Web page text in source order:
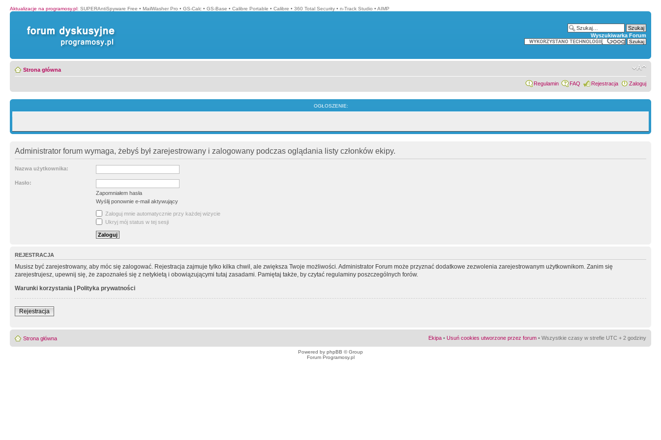
Aktualizacje na programosy.pl: SUPERAntiSpyware Free • MailWasher Pro • GS-Calc • GS-Base • Calibre Portable • Calibre • 360 Total Security • n-Track Studio • AIMP
Wyszukiwarka Forum
Strona główna
Regulamin FAQ Rejestracja Zaloguj
OGŁOSZENIE:
Administrator forum wymaga, żebyś był zarejestrowany i zalogowany podczas oglądania listy członków ekipy.
Nazwa użytkownika:
Hasło:
Zapomniałem hasła
Wyślij ponownie e-mail aktywujący
Zaloguj mnie automatycznie przy każdej wizycie
Ukryj mój status w tej sesji
REJESTRACJA
Musisz być zarejestrowany, aby móc się zalogować. Rejestracja zajmuje tylko kilka chwil, ale zwiększa Twoje możliwości. Administrator Forum może przyznać dodatkowe zezwolenia zarejestrowanym użytkownikom. Zanim się
zarejestrujesz, upewnij się, że zapoznałeś się z netykietą i obowiązującymi tutaj zasadami. Pamiętaj także, by czytać regulaminy poszczególnych forów.
Warunki korzystania | Polityka prywatności
Rejestracja
Strona główna Ekipa • Usuń cookies utworzone przez forum • Wszystkie czasy w strefie UTC + 2 godziny
Powered by phpBB © Group
Forum Programosy.pl